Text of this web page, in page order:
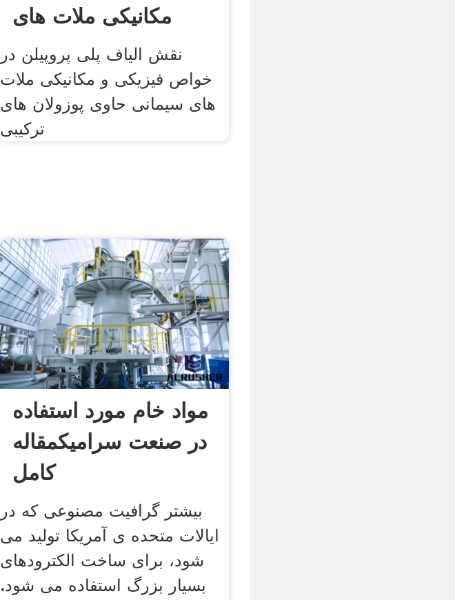
مکانیکی ملات های
نقش الیاف پلی پروپیلن در
خواص فیزیکی و مکانیکی ملات
های سیمانی حاوی پوزولان های
ترکیبی
مواد خام مورد استفاده
در صنعت سرامیکمقاله
کامل
بیشتر گرافیت مصنوعی که در
ایالات متحده ی آمریکا تولید می
شود، برای ساخت الکترودهای
بسیار بزرگ استفاده می شود.